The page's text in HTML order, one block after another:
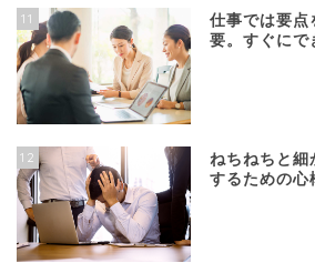
11
仕事では要点
要。すぐにで
12
ねちねちと細
するための心